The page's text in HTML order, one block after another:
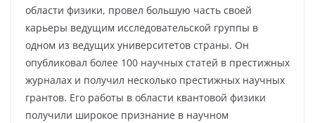
области физики, провел большую часть своей
карьеры ведущим исследовательской группы в
одном из ведущих университетов страны. Он
опубликовал более 100 научных статей в престижных
журналах и получил несколько престижных научных
грантов. Его работы в области квантовой физики
получили широкое признание в научном